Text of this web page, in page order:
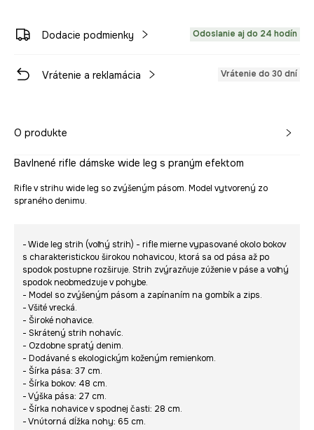
Dodacie podmienky Odoslanie aj do 24 hodín
Vrátenie a reklamácia Vrátenie do 30 dní
O produkte
Bavlnené rifle dámske wide leg s praným efektom
Rifle v strihu wide leg so zvýšeným pásom. Model vytvorený zo
spraného denimu.
- Wide leg strih (voľný strih) - rifle mierne vypasované okolo bokov
s charakteristickou širokou nohavicou, ktorá sa od pása až po
spodok postupne rozširuje. Strih zvýrazňuje zúženie v páse a voľný
spodok neobmedzuje v pohybe.
- Model so zvýšeným pásom a zapínaním na gombík a zips.
- Všité vrecká.
- Široké nohavice.
- Skrátený strih nohavíc.
- Ozdobne spratý denim.
- Dodávané s ekologickým koženým remienkom.
- Šírka pása: 37 cm.
- Šírka bokov: 48 cm.
- Výška pása: 27 cm.
- Šírka nohavice v spodnej časti: 28 cm.
- Vnútorná dĺžka nohy: 65 cm.